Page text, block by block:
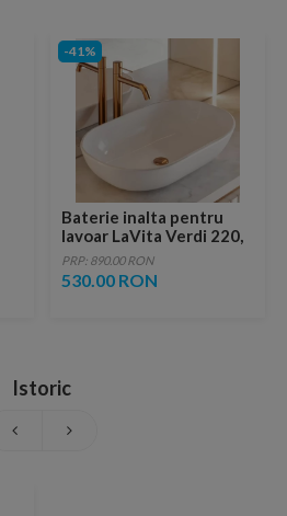
-41%
Baterie inalta pentru
lavoar LaVita Verdi 220,
fara ventil, brushed
copper
PRP: 890.00 RON
530.00 RON
Istoric